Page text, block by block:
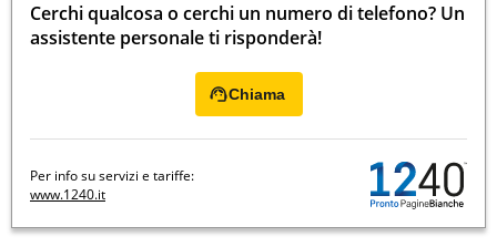
Cerchi qualcosa o cerchi un numero di telefono? Un
assistente personale ti risponderà!
Chiama
Per info su servizi e tariffe:
www.1240.it